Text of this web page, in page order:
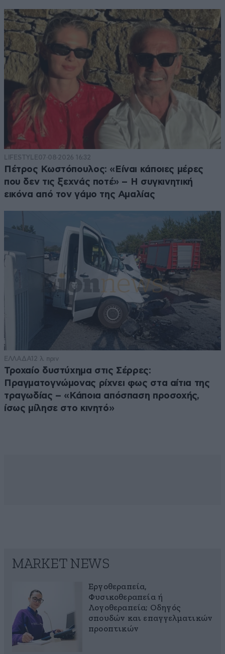
LIFESTYLE07·08·2026 16:32
Πέτρος Κωστόπουλος: «Είναι κάποιες μέρες
που δεν τις ξεχνάς ποτέ» – Η συγκινητική
εικόνα από τον γάμο της Αμαλίας
ΕΛΛΑΔΑ12 λ. πριν
Τροχαίο δυστύχημα στις Σέρρες:
Πραγματογνώμονας ρίχνει φως στα αίτια της
τραγωδίας – «Κάποια απόσπαση προσοχής,
ίσως μίλησε στο κινητό»
MARKET NEWS
Εργοθεραπεία,
Φυσικοθεραπεία ή
Λογοθεραπεία; Οδηγός
σπουδών και επαγγελματικών
προοπτικών